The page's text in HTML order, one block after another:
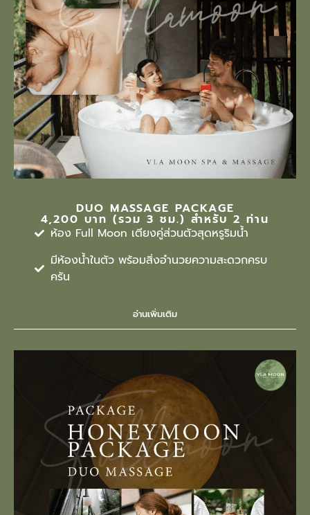
DUO MASSAGE PACKAGE
4,200 บาท (รวม 3 ชม.) สำหรับ 2 ท่าน
ห้อง Full Moon เตียงคู่ส่วนตัวสุดหรูริมน้ำ
มีห้องน้ำในตัว พร้อมสิ่งอำนวยความสะดวกครบ
ครัน
อ่านเพิ่มเติม